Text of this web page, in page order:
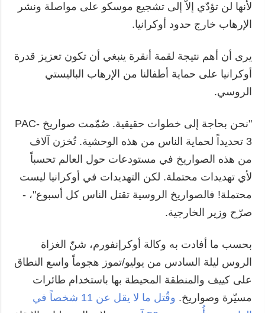
لأنها لن تؤدّي إلاّ إلى تشجيع موسكو على مواصلة ونشر
الإرهاب خارج حدود أوكرانيا.
يرى أن أهم نتيجة لقمة أنقرة ينبغي أن تكون تعزيز قدرة
أوكرانيا على حماية أطفالنا من الإرهاب الباليستي
الروسي.
"نحن بحاجة إلى خطوات حقيقية. صُمّمت صواريخ PAC-
3 تحديداً لحماية الناس من هذه الوحشية. تُخزن آلاف
من هذه الصواريخ في مستودعات حول العالم تحسباً
لأي تهديدات محتملة. لكن التهديدات في أوكرانيا ليست
محتملة! فالصواريخ الروسية تقتل الناس كل أسبوع"، -
صرّح وزير الخارجية.
بحسب ما أفادت به وكالة أوكرإنفورم، شنّ الغزاة
الروس ليلة السادس من يوليو/تموز هجوماً واسع النطاق
على كييف والمنطقة المحيطة بها باستخدام طائرات
مسيّرة وصواريخ.
وقُتل ما لا يقل عن 11 شخصاً في